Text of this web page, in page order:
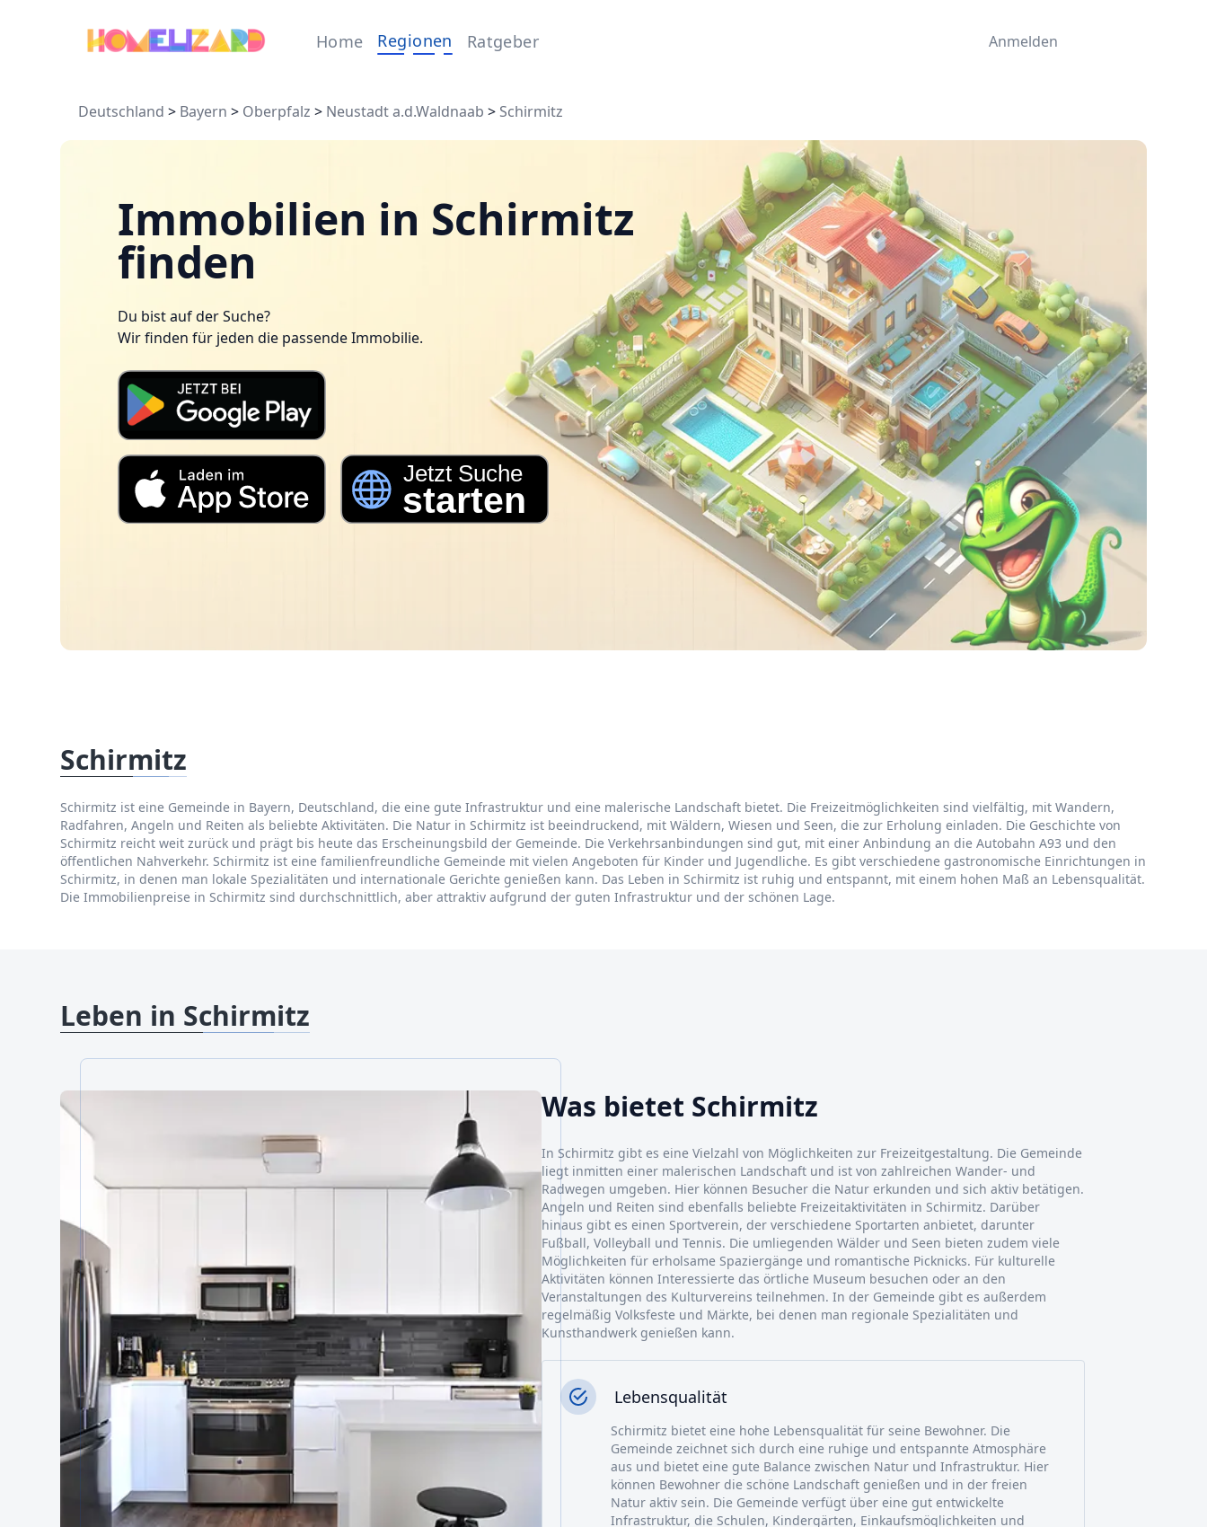
Home Regionen Ratgeber Anmelden
Deutschland > Bayern > Oberpfalz > Neustadt a.d.Waldnaab > Schirmitz
Immobilien in Schirmitz
finden
Du bist auf der Suche?
Wir finden für jeden die passende Immobilie.
Schirmitz
Schirmitz ist eine Gemeinde in Bayern, Deutschland, die eine gute Infrastruktur und eine malerische Landschaft bietet. Die Freizeitmöglichkeiten sind vielfältig, mit Wandern,
Radfahren, Angeln und Reiten als beliebte Aktivitäten. Die Natur in Schirmitz ist beeindruckend, mit Wäldern, Wiesen und Seen, die zur Erholung einladen. Die Geschichte von
Schirmitz reicht weit zurück und prägt bis heute das Erscheinungsbild der Gemeinde. Die Verkehrsanbindungen sind gut, mit einer Anbindung an die Autobahn A93 und den
öffentlichen Nahverkehr. Schirmitz ist eine familienfreundliche Gemeinde mit vielen Angeboten für Kinder und Jugendliche. Es gibt verschiedene gastronomische Einrichtungen in
Schirmitz, in denen man lokale Spezialitäten und internationale Gerichte genießen kann. Das Leben in Schirmitz ist ruhig und entspannt, mit einem hohen Maß an Lebensqualität.
Die Immobilienpreise in Schirmitz sind durchschnittlich, aber attraktiv aufgrund der guten Infrastruktur und der schönen Lage.
Leben in Schirmitz
Was bietet Schirmitz
In Schirmitz gibt es eine Vielzahl von Möglichkeiten zur Freizeitgestaltung. Die Gemeinde
liegt inmitten einer malerischen Landschaft und ist von zahlreichen Wander- und
Radwegen umgeben. Hier können Besucher die Natur erkunden und sich aktiv betätigen.
Angeln und Reiten sind ebenfalls beliebte Freizeitaktivitäten in Schirmitz. Darüber
hinaus gibt es einen Sportverein, der verschiedene Sportarten anbietet, darunter
Fußball, Volleyball und Tennis. Die umliegenden Wälder und Seen bieten zudem viele
Möglichkeiten für erholsame Spaziergänge und romantische Picknicks. Für kulturelle
Aktivitäten können Interessierte das örtliche Museum besuchen oder an den
Veranstaltungen des Kulturvereins teilnehmen. In der Gemeinde gibt es außerdem
regelmäßig Volksfeste und Märkte, bei denen man regionale Spezialitäten und
Kunsthandwerk genießen kann.
Lebensqualität
Schirmitz bietet eine hohe Lebensqualität für seine Bewohner. Die
Gemeinde zeichnet sich durch eine ruhige und entspannte Atmosphäre
aus und bietet eine gute Balance zwischen Natur und Infrastruktur. Hier
können Bewohner die schöne Landschaft genießen und in der freien
Natur aktiv sein. Die Gemeinde verfügt über eine gut entwickelte
Infrastruktur, die Schulen, Kindergärten, Einkaufsmöglichkeiten und